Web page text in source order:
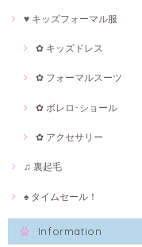
♥ キッズフォーマル服
✿ キッズドレス
✿ フォーマルスーツ
✿ ボレロ･ショール
✿ アクセサリー
♫ 裏起毛
♠ タイムセール！
Information